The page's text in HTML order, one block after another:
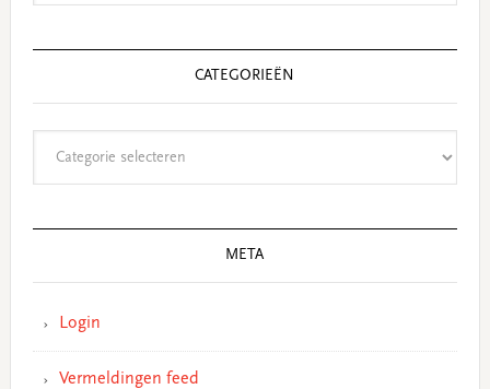
CATEGORIEËN
META
Login
Vermeldingen feed